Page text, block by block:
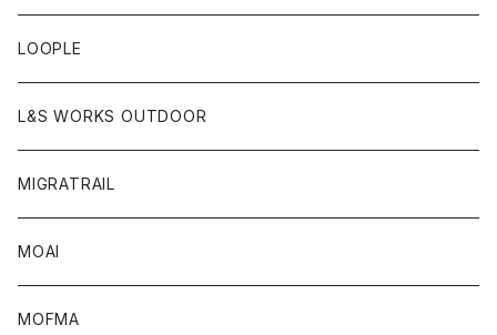
LOOPLE
L&S WORKS OUTDOOR
MIGRATRAIL
MOAI
MOFMA